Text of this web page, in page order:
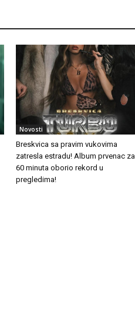
Novosti
Breskvica sa pravim vukovima
zatresla estradu! Album prvenac za
60 minuta oborio rekord u
pregledima!